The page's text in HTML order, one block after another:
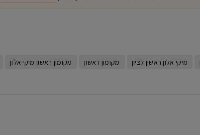
מיקי אלון ראשון לציון מקומון ראשון מקומון ראשון מיקי אלון